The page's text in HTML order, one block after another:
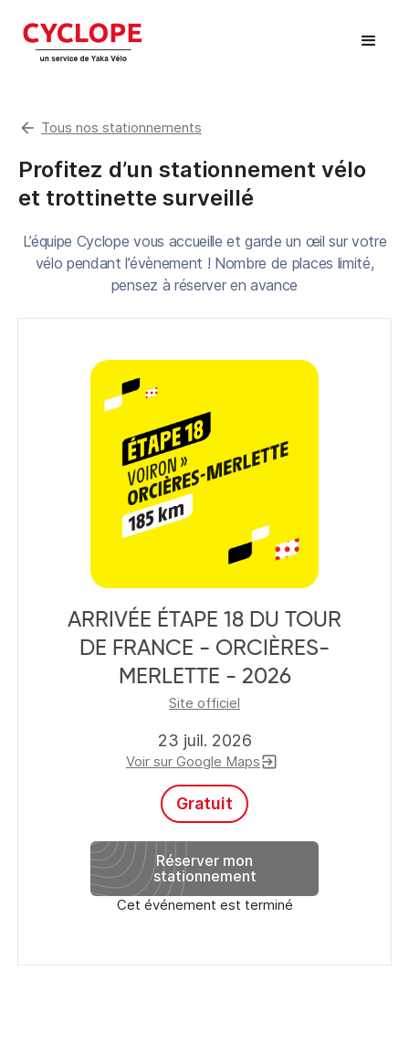
arrow_back Tous nos stationnements
Profitez d’un stationnement vélo
et trottinette surveillé
L’équipe Cyclope vous accueille et garde un œil sur votre
vélo pendant l’évènement ! Nombre de places limité,
pensez à réserver en avance
ARRIVÉE ÉTAPE 18 DU TOUR
DE FRANCE - ORCIÈRES-
MERLETTE - 2026
Site officiel
23 juil. 2026
Voir sur Google Mapsexit_to_app
Gratuit
Réserver mon
stationnement
Cet événement est terminé